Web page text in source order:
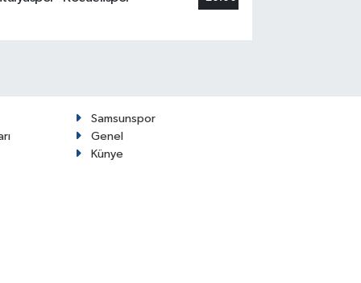
Samsunspor
Genel
Künye